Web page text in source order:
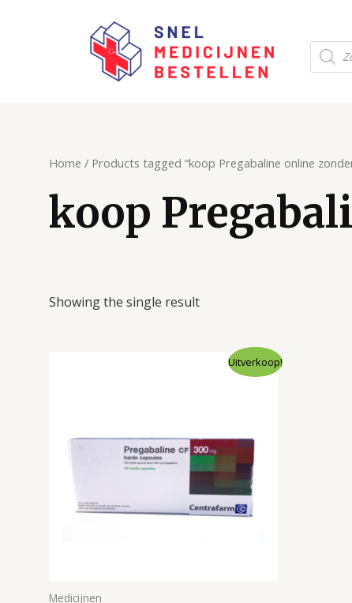
zoeken
Home / Products tagged “koop Pregabaline online
koop
Showing the single result
Uitverkoop!
Medicijnen